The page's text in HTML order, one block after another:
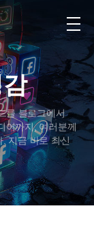
를 블로그에서
어까지, 여러분께
. 지금 바로 최신